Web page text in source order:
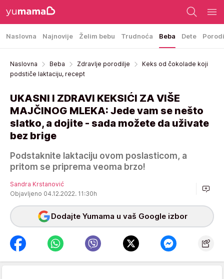
Naslovna Najnovije Želim bebu Trudnoća Beba Dete
Naslovna Beba Zdravlje porodilje
Keks od čokolade koji
podstiče laktaciju, recept
UKASNI I ZDRAVI KEKSIĆI ZA VIŠE
MAJČINOG MLEKA: Jede vam se nešto
slatko, a dojite - sada možete da uživate
bez brige
Podstaknite laktaciju ovom poslasticom, a
pritom se priprema veoma brzo!
Sandra Krstanović
Objavljeno 04.12.2022. 11:30h
Dodajte Yumama u vaš Google izbor